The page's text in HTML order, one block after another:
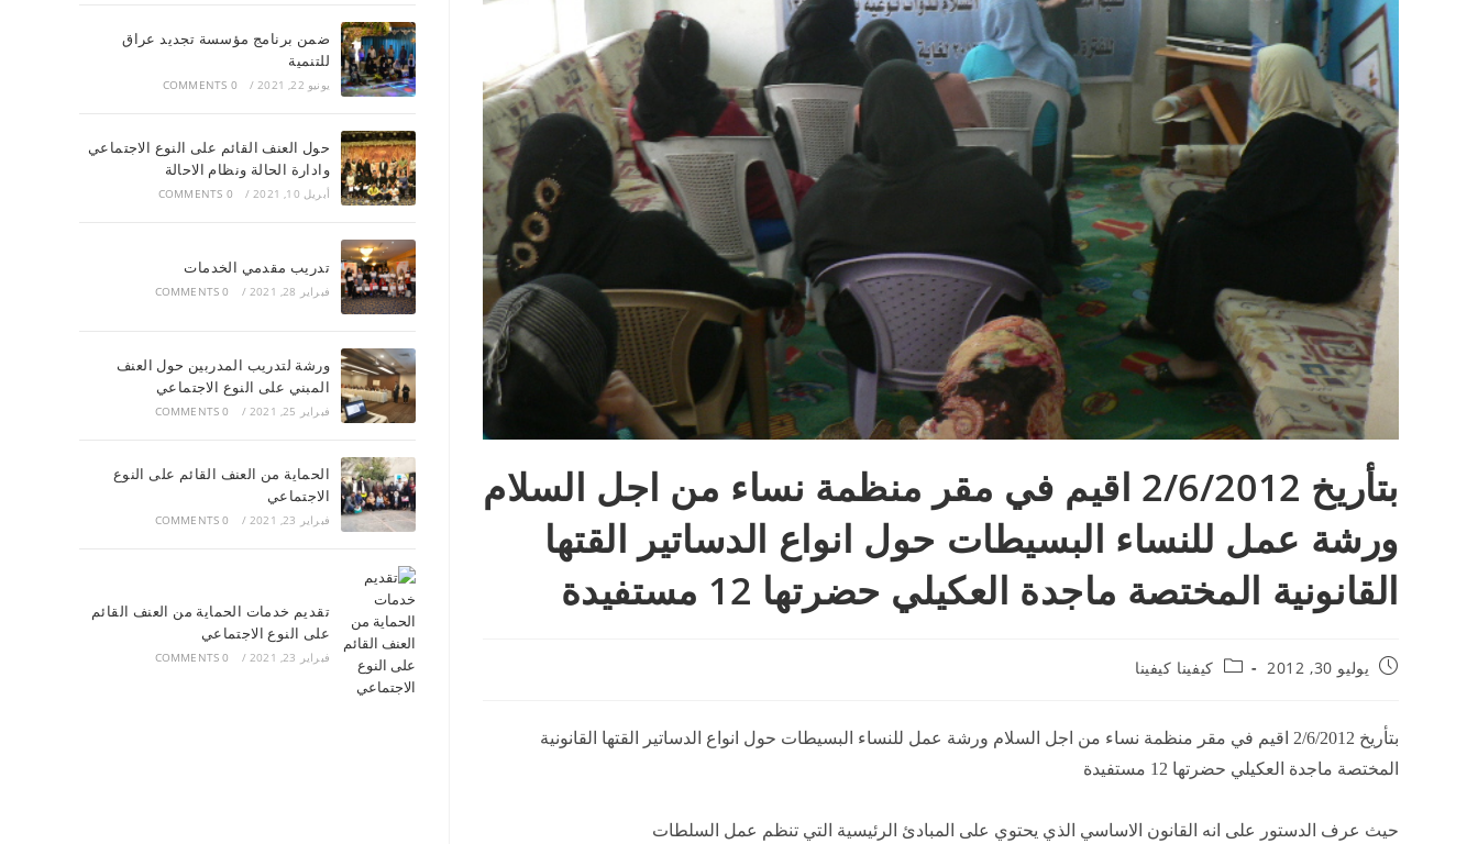
بتأريخ 2/6/2012 اقيم في مقر منظمة نساء من اجل السلام
ورشة عمل للنساء البسيطات حول انواع الدساتير القتها
القانونية المختصة ماجدة العكيلي حضرتها 12 مستفيدة
يوليو 30, 2012 كيفينا كيفينا
بتأريخ 2/6/2012 اقيم في مقر منظمة نساء من اجل السلام ورشة عمل للنساء البسيطات حول انواع الدساتير القتها القانونية
المختصة ماجدة العكيلي حضرتها 12 مستفيدة
حيث عرف الدستور على انه القانون الاساسي الذي يحتوي على المبادئ الرئيسية التي تنظم عمل السلطات
ضمن برنامج مؤسسة تجديد عراق
للتنمية
يونيو 22, 2021 /
0 COMMENTS
حول العنف القائم على النوع الاجتماعي
وادارة الحالة ونظام الاحالة
أبريل 10, 2021 /
0 COMMENTS
تدريب مقدمي الخدمات
فبراير 28, 2021 /
0 COMMENTS
ورشة لتدريب المدربين حول العنف
المبني على النوع الاجتماعي
فبراير 25, 2021 /
0 COMMENTS
الحماية من العنف القائم على النوع
الاجتماعي
فبراير 23, 2021 /
0 COMMENTS
تقديم خدمات الحماية من العنف القائم
على النوع الاجتماعي
فبراير 23, 2021 /
0 COMMENTS